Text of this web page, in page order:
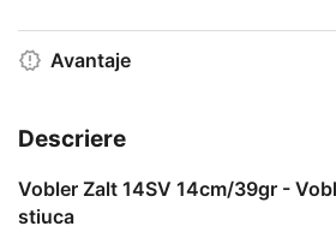
Avantaje
Descriere
Vobler Zalt 14SV 14cm/39gr -
stiuca